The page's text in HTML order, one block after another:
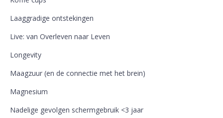
Laaggradige ontstekingen
Live: van Overleven naar Leven
Longevity
Maagzuur (en de connectie met het brein)
Magnesium
Nadelige gevolgen schermgebruik <3 jaar